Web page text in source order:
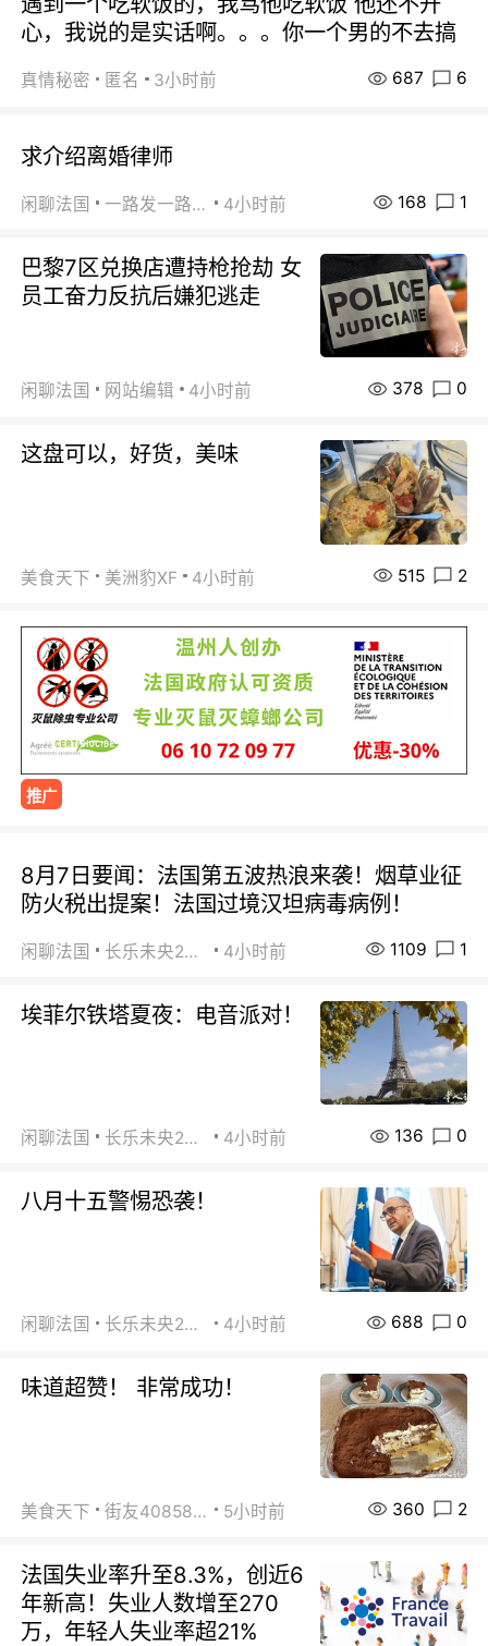
心，我说的是实话啊。。。你一个男的不去搞
真情秘密 匿名 3小时前 687 6
求介绍离婚律师
闲聊法国 一路发一路发 4小时前 168 1
巴黎7区兑换店遭持枪抢劫 女
员工奋力反抗后嫌犯逃走
闲聊法国 网站编辑 4小时前 378 0
这盘可以，好货，美味
美食天下 美洲豹XF 4小时前 515 2
推广
8月7日要闻：法国第五波热浪来袭！烟草业征
防火税出提案！法国过境汉坦病毒病例！
闲聊法国 长乐未央2015 4小时前 1109 1
埃菲尔铁塔夏夜：电音派对！
闲聊法国 长乐未央2015 4小时前 136 0
八月十五警惕恐袭！
闲聊法国 长乐未央2015 4小时前 688 0
味道超赞！ 非常成功！
美食天下 街友40858442 5小时前 360 2
法国失业率升至8.3%，创近6
年新高！失业人数增至270
万，年轻人失业率超21%